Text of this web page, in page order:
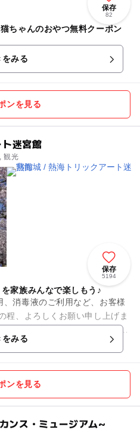
保存
82
ちゃんのおやつ無料クーポン
をみる
ンを見る
迷宮館
観光
保存
5194
家族みんなで楽しもう♪
消毒液のご利用など、お客様
ろしくお願い申し上げま
入館をお断りさせていただき
をみる
ンを見る
ンス・ミュージアム~